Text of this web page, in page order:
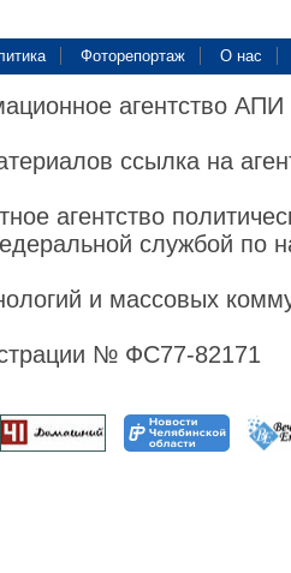
Фоторепортаж О нас
агентство
ссылка на
агентство
службой по
и массовых
№ ФС77-82171